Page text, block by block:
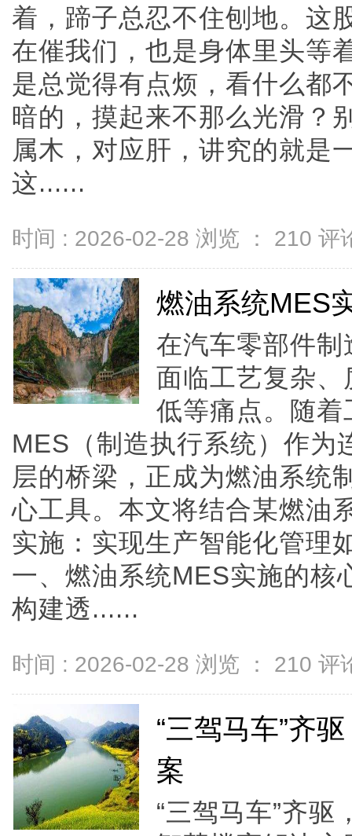
着，蹄子总忍不住刨地。这
在催我们，也是身体里头等
是总觉得有点烦，看什么都
暗的，摸起来不那么光滑？
属木，对应肝，讲究的就是
这......
时间 : 2026-02-28 浏览 ： 210 评
燃油系统MES
在汽车零部件
面临工艺复杂
低等痛点。随
MES（制造执行系统）作为
层的桥梁，正成为燃油系统
心工具。本文将结合某燃油
实施：实现生产智能化管理
一、燃油系统MES实施的核
构建透......
时间 : 2026-02-28 浏览 ： 210 评
“三驾马车”齐
案
“三驾马车”齐